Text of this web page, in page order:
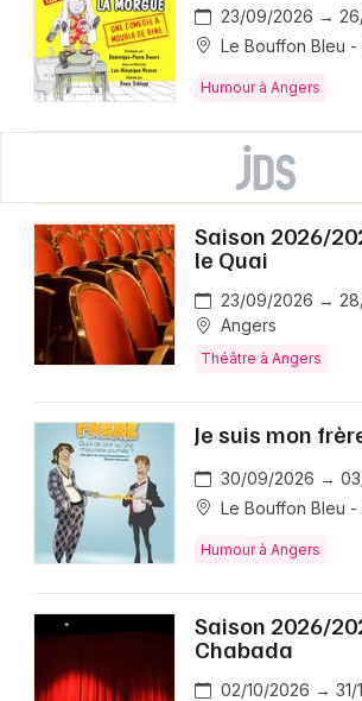
23/09/2026 →
Le Bouffon Bleu -
Humour à Angers
Saison 2026/
le Quai
23/09/2026 →
Angers
Théâtre à Angers
Je suis mon
30/09/2026 →
Le Bouffon Bleu -
Humour à Angers
Saison 2026/
Chabada
02/10/2026 → 31/